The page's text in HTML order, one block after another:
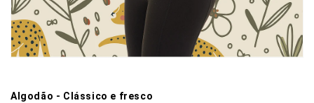
Algodão - Clássico e fresco